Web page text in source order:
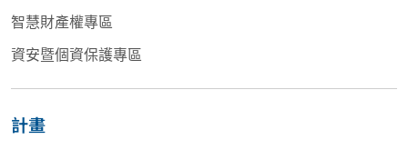
智慧財產權專區
資安暨個資保護專區
計畫